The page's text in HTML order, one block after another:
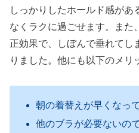
しっかりしたホールド感があ
なくラクに過ごせます。また
正効果で、しぼんで垂れてし
りました。他にも以下のメリ
朝の着替えが早くなっ
他のブラが必要ないの